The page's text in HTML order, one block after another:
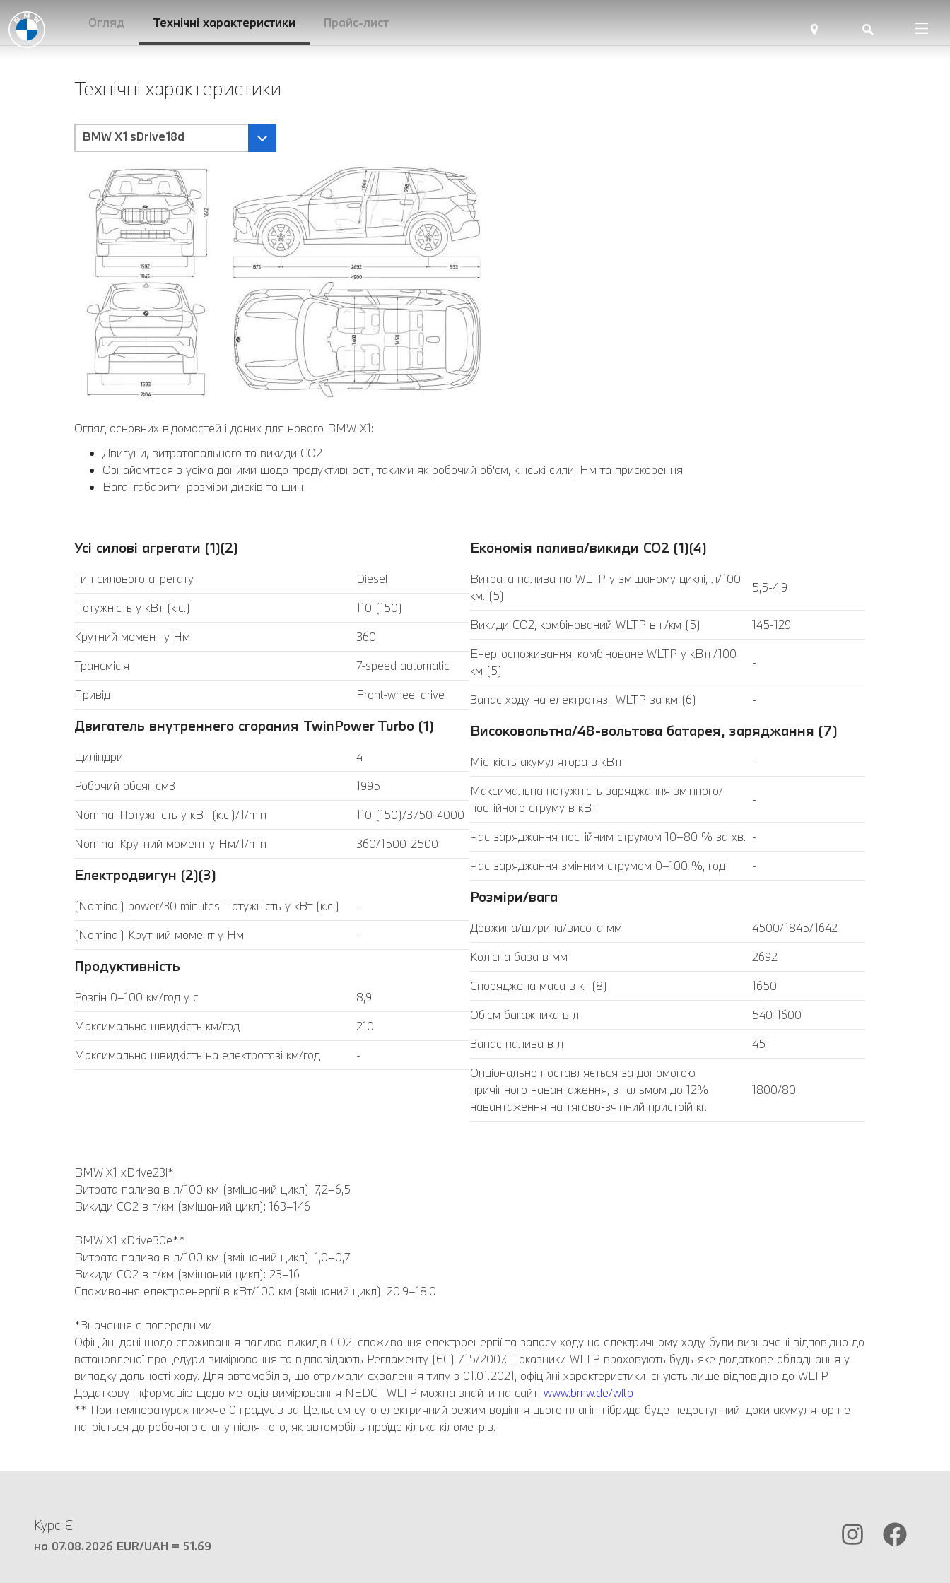
Огляд Технічні характеристики Прайс-лист
Технічні характеристики
BMW X1 sDrive18d
Огляд основних відомостей і даних для нового BMW Х1:
Двигуни, витратапального та викиди CO2
Ознайомтеся з усіма даними щодо продуктивності, такими як робочий об'єм, кінські сили, Нм та прискорення
Вага, габарити, розміри дисків та шин
Усі силові агрегати (1)(2)
Тип силового агрегату
Diesel
Потужність у кВт (к.с.)
110 (150)
Крутний момент у Нм
360
Трансмісія
7-speed automatic
Привід
Front-wheel drive
Двигатель внутреннего сгорания TwinPower Turbo (1)
Циліндри
4
Робочий обсяг см3
1995
Nominal Потужність у кВт (к.с.)/1/min
110 (150)/3750-4000
Nominal Крутний момент у Нм/1/min
360/1500-2500
Електродвигун (2)(3)
(Nominal) power/30 minutes Потужність у кВт (к.с.)
-
(Nominal) Крутний момент у Нм
-
Продуктивність
Розгін 0–100 км/год у с
8,9
Максимальна швидкість км/год
210
Максимальна швидкість на електротязі км/год
-
Економія палива/викиди CO2 (1)(4)
Витрата палива по WLTP у змішаному циклі, л/100
км. (5)
5,5-4,9
Викиди CO2, комбінований WLTP в г/км (5)
145-129
Енергоспоживання, комбіноване WLTP у кВтг/100
км (5)
-
Запас ходу на електротязі, WLTP за км (6) -
Високовольтна/48-вольтова батарея, заряджання (7)
Місткість акумулятора в кВтг
-
Максимальна потужність заряджання змінного/
постійного струму в кВт
-
Час заряджання постійним струмом 10–80 % за хв. -
Час заряджання змінним струмом 0–100 %, год
-
Розміри/вага
Довжина/ширина/висота мм
4500/1845/1642
Колісна база в мм
2692
Споряджена маса в кг (8)
1650
Об'єм багажника в л
540-1600
Запас палива в л
45
Опціонально поставляється за допомогою
причіпного навантаження, з гальмом до 12%
навантаження на тягово-зчіпний пристрій кг.
1800/80
BMW X1 xDrive23i*:
Витрата палива в л/100 км (змішаний цикл): 7,2–6,5
Викиди CO2 в г/км (змішаний цикл): 163–146
BMW X1 xDrive30e**
Витрата палива в л/100 км (змішаний цикл): 1,0–0,7
Викиди CO2 в г/км (змішаний цикл): 23–16
Споживання електроенергії в кВт/100 км (змішаний цикл): 20,9–18,0
*Значення є попередніми.
Офіційні дані щодо споживання палива, викидів CO2, споживання електроенергії та запасу ходу на електричному ходу були визначені відповідно до
встановленої процедури вимірювання та відповідають Регламенту (ЄС) 715/2007. Показники WLTP враховують будь-яке додаткове обладнання у
випадку дальності ходу. Для автомобілів, що отримали схвалення типу з 01.01.2021, офіційні характеристики існують лише відповідно до WLTP.
Додаткову інформацію щодо методів вимірювання NEDC і WLTP можна знайти на сайті www.bmw.de/wltp
** При температурах нижче 0 градусів за Цельсієм суто електричний режим водіння цього плагін-гібрида буде недоступний, доки акумулятор не
нагріється до робочого стану після того, як автомобіль проїде кілька кілометрів.
Курс €
на 07.08.2026 EUR/UAH = 51.69